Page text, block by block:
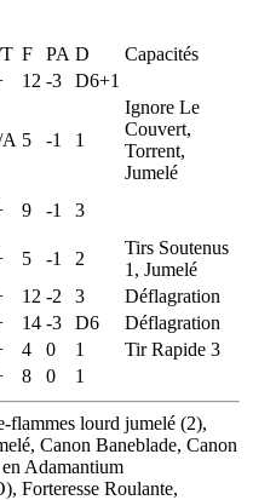
F PA D
Capacités
12 -3 D6+1
5 -1 1
Ignore Le
Couvert,
Torrent,
Jumelé
9 -1 3
5 -1 2
Tirs Soutenus
1, Jumelé
12 -2 3
Déflagration
14 -3 D6
Déflagration
4 0 1
Tir Rapide 3
8 0 1
flammes lourd jumelé (2),
Canon Baneblade, Canon
Adamantium
Forteresse Roulante,